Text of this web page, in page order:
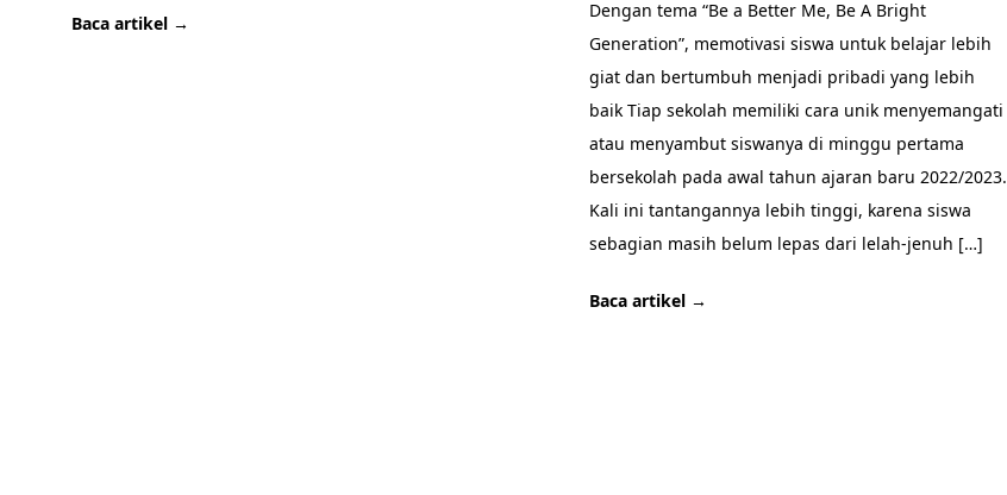
Baca artikel →
Dengan tema “Be a Better Me, Be A Bright
Generation”, memotivasi siswa untuk belajar lebih
giat dan bertumbuh menjadi pribadi yang lebih
baik Tiap sekolah memiliki cara unik menyemangati
atau menyambut siswanya di minggu pertama
bersekolah pada awal tahun ajaran baru 2022/2023.
Kali ini tantangannya lebih tinggi, karena siswa
sebagian masih belum lepas dari lelah-jenuh […]
Baca artikel →